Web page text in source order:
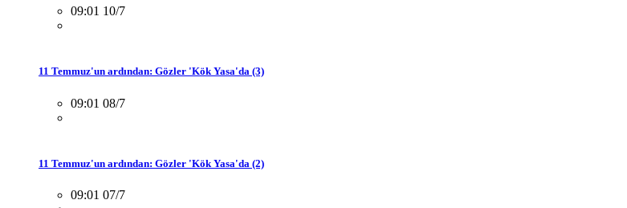
09:01 10/7
11 Temmuz'un ardından: Gözler 'Kök Yasa'da (3)
09:01 08/7
11 Temmuz'un ardından: Gözler 'Kök Yasa'da (2)
09:01 07/7